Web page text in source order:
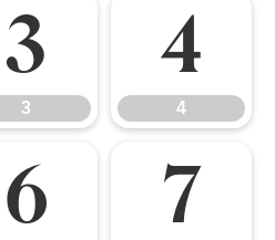
3
3
4
4
6 7